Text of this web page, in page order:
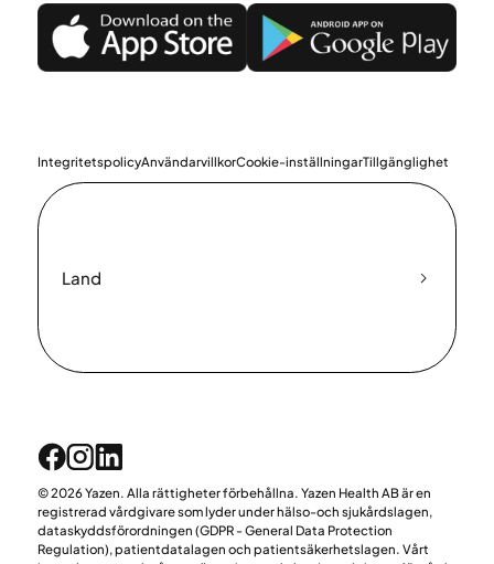
IntegritetspolicyAnvändarvillkorCookie-inställningarTillgänglighet
Land
© 2026 Yazen. Alla rättigheter förbehållna. Yazen Health AB är en
registrerad vårdgivare som lyder under hälso-och sjukårdslagen,
dataskyddsförordningen (GDPR - General Data Protection
Regulation), patientdatalagen och patientsäkerhetslagen. Vårt